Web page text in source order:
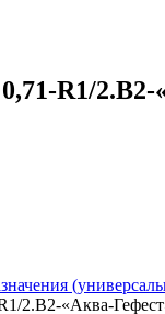
R1/2.В2-
2.В2-«Аква-